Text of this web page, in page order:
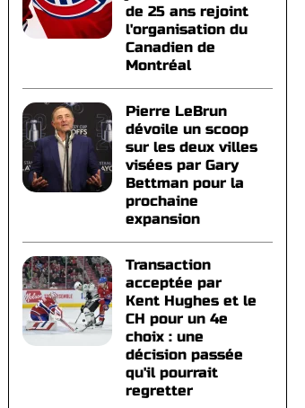
de 25 ans rejoint
l'organisation du
Canadien de
Montréal
Pierre LeBrun
dévoile un scoop
sur les deux villes
visées par Gary
Bettman pour la
prochaine
expansion
Transaction
acceptée par
Kent Hughes et le
CH pour un 4e
choix : une
décision passée
qu'il pourrait
regretter